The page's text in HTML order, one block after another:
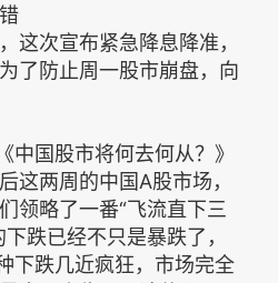
这次宣布紧急降息降准，
了防止周一股市崩盘，向
中国股市将何去何从？》
这两周的中国A股市场，
领略了一番“飞流直下三
跌已经不只是暴跌了，
下跌几近疯狂，市场完全